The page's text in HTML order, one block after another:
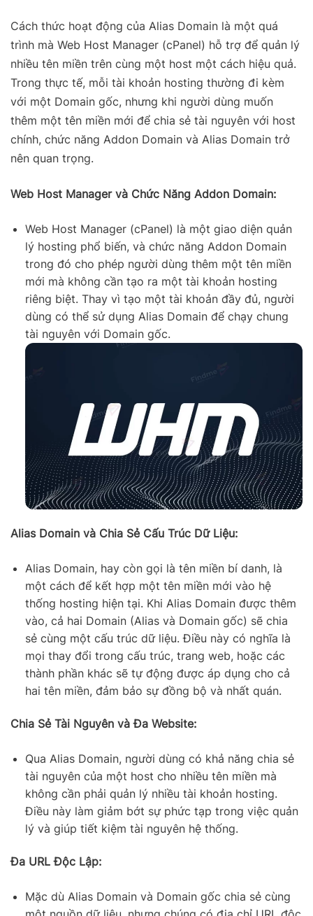
Cách thức hoạt động của Alias Domain là một quá
trình mà Web Host Manager (cPanel) hỗ trợ để quản lý
nhiều tên miền trên cùng một host một cách hiệu quả.
Trong thực tế, mỗi tài khoản hosting thường đi kèm
với một Domain gốc, nhưng khi người dùng muốn
thêm một tên miền mới để chia sẻ tài nguyên với host
chính, chức năng Addon Domain và Alias Domain trở
nên quan trọng.
Web Host Manager và Chức Năng Addon Domain:
Web Host Manager (cPanel) là một giao diện quản
lý hosting phổ biến, và chức năng Addon Domain
trong đó cho phép người dùng thêm một tên miền
mới mà không cần tạo ra một tài khoản hosting
riêng biệt. Thay vì tạo một tài khoản đầy đủ, người
dùng có thể sử dụng Alias Domain để chạy chung
tài nguyên với Domain gốc.
Alias Domain và Chia Sẻ Cấu Trúc Dữ Liệu:
Alias Domain, hay còn gọi là tên miền bí danh, là
một cách để kết hợp một tên miền mới vào hệ
thống hosting hiện tại. Khi Alias Domain được thêm
vào, cả hai Domain (Alias và Domain gốc) sẽ chia
sẻ cùng một cấu trúc dữ liệu. Điều này có nghĩa là
mọi thay đổi trong cấu trúc, trang web, hoặc các
thành phần khác sẽ tự động được áp dụng cho cả
hai tên miền, đảm bảo sự đồng bộ và nhất quán.
Chia Sẻ Tài Nguyên và Đa Website:
Qua Alias Domain, người dùng có khả năng chia sẻ
tài nguyên của một host cho nhiều tên miền mà
không cần phải quản lý nhiều tài khoản hosting.
Điều này làm giảm bớt sự phức tạp trong việc quản
lý và giúp tiết kiệm tài nguyên hệ thống.
Đa URL Độc Lập:
Mặc dù Alias Domain và Domain gốc chia sẻ cùng